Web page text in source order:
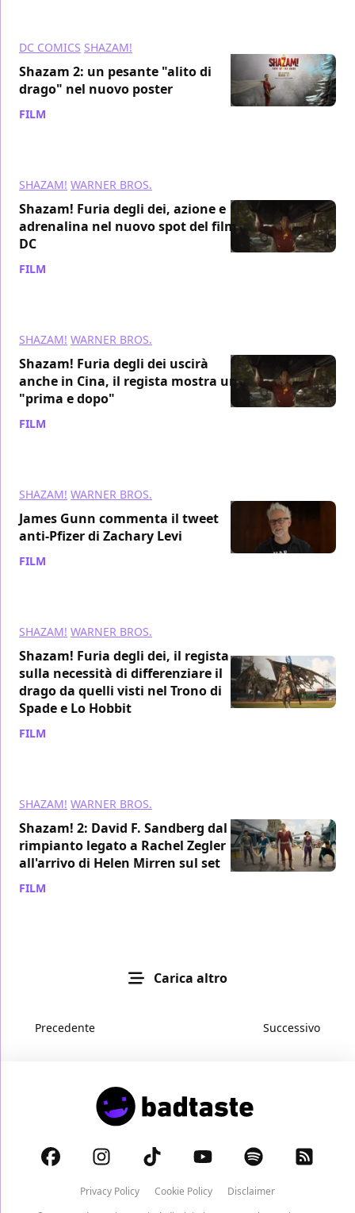
DC COMICS SHAZAM!
Shazam 2: un pesante "alito di
drago" nel nuovo poster
FILM
SHAZAM! WARNER BROS.
Shazam! Furia degli dei, azione e
adrenalina nel nuovo spot del film
DC
FILM
SHAZAM! WARNER BROS.
Shazam! Furia degli dei uscirà
anche in Cina, il regista mostra un
"prima e dopo"
FILM
SHAZAM! WARNER BROS.
James Gunn commenta il tweet
anti-Pfizer di Zachary Levi
FILM
SHAZAM! WARNER BROS.
Shazam! Furia degli dei, il regista
sulla necessità di differenziare il
drago da quelli visti nel Trono di
Spade e Lo Hobbit
FILM
SHAZAM! WARNER BROS.
Shazam! 2: David F. Sandberg dal
rimpianto legato a Rachel Zegler
all'arrivo di Helen Mirren sul set
FILM
Carica altro
Precedente Successivo
Privacy Policy Cookie Policy
Disclaimer